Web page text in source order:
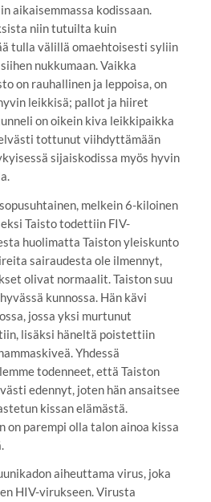
aikaisemmassa kodissaan.
niin tutuilta kuin
tulla välillä omaehtoisesti syliin
nukkumaan. Vaikka
on rauhallinen ja leppoisa, on
leikkisä; pallot ja hiiret
on oikein kiva leikkipaikka
tottunut viihdyttämään
sijaiskodissa myös hyvin
melkein 6-kiloinen
Taisto todettiin FIV-
huolimatta Taiston yleiskunto
sairaudesta ole ilmennyt,
olivat normaalit. Taiston suu
kunnossa. Hän kävi
jossa yksi murtunut
lisäksi häneltä poistettiin
Yhdessä
todenneet, että Taiston
edennyt, joten hän ansaitsee
kissan elämästä.
on parempi olla talon ainoa kissa
aiheuttama virus, joka
HIV-virukseen. Virusta